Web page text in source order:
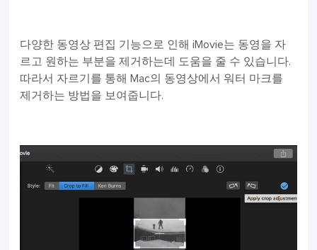
다양한 동영상 편집 기능으로 인해 iMovie는 동영을 자
르고 원하는 부분을 제거하는데 도움을 줄 수 있습니다.
따라서 자르기를 통해 Mac의 동영상에서 워터 마크를
제거하는 방법을 보여줍니다.